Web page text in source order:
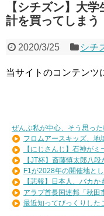
【シチズン】大
計を買ってしまう
2020/3/25 シチ
当サイトのコンテンツ
ぜんぶ私が中心、そう思っ
フロムアースキッズ、地
【にじさんじ】石神が
【JT杯】斎藤慎太郎八
F1が2028年の開催地と
【悲報】日本人、バカ
アラブ首長国連邦「秋田
最近知ってびっくりした